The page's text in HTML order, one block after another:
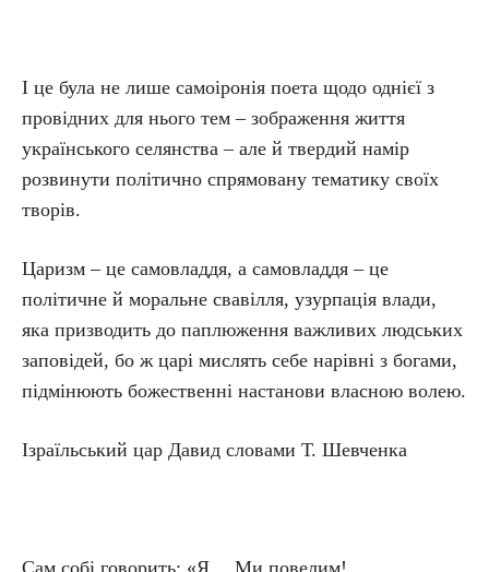
І це була не лише самоіронія поета щодо однієї з
провідних для нього тем – зображення життя
українського селянства – але й твердий намір
розвинути політично спрямовану тематику своїх
творів.
Царизм – це самовладдя, а самовладдя – це
політичне й моральне свавілля, узурпація влади,
яка призводить до паплюження важливих людських
заповідей, бо ж царі мислять себе нарівні з богами,
підмінюють божественні настанови власною волею.
Ізраїльський цар Давид словами Т. Шевченка
Сам собі говорить: «Я… Ми повелим!